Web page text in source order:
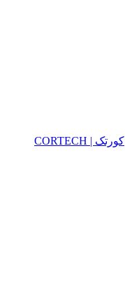
کورتک | CORTECH